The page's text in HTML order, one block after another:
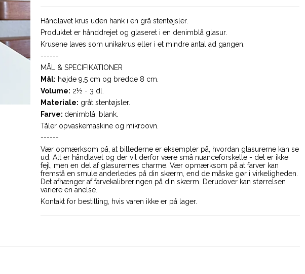
Håndlavet krus uden hank i en grå stentøjsler.
Produktet er hånddrejet og glaseret i en denimblå glasur.
Krusene laves som unikakrus eller i et mindre antal ad gangen.
------
MÅL & SPECIFIKATIONER
Mål: højde 9,5 cm og bredde 8 cm.
Volume: 2½ - 3 dl.
Materiale: gråt stentøjsler.
Farve: denimblå, blank.
Tåler opvaskemaskine og mikroovn.
------
Vær opmærksom på, at billederne er eksempler på, hvordan glasurerne kan se
ud. Alt er håndlavet og der vil derfor være små nuanceforskelle - det er ikke
fejl, men en del af glasurernes charme. Vær opmærksom på at farver kan
fremstå en smule anderledes på din skærm, end de måske gør i virkeligheden.
Det afhænger af farvekalibreringen på din skærm. Derudover kan størrelsen
variere en anelse.
Kontakt for bestilling, hvis varen ikke er på lager.